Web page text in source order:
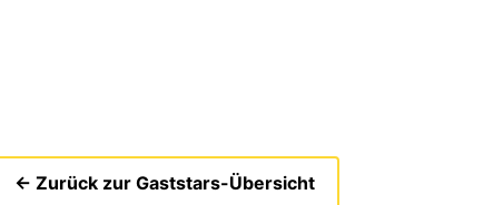
← Zurück zur Gaststars-Übersicht